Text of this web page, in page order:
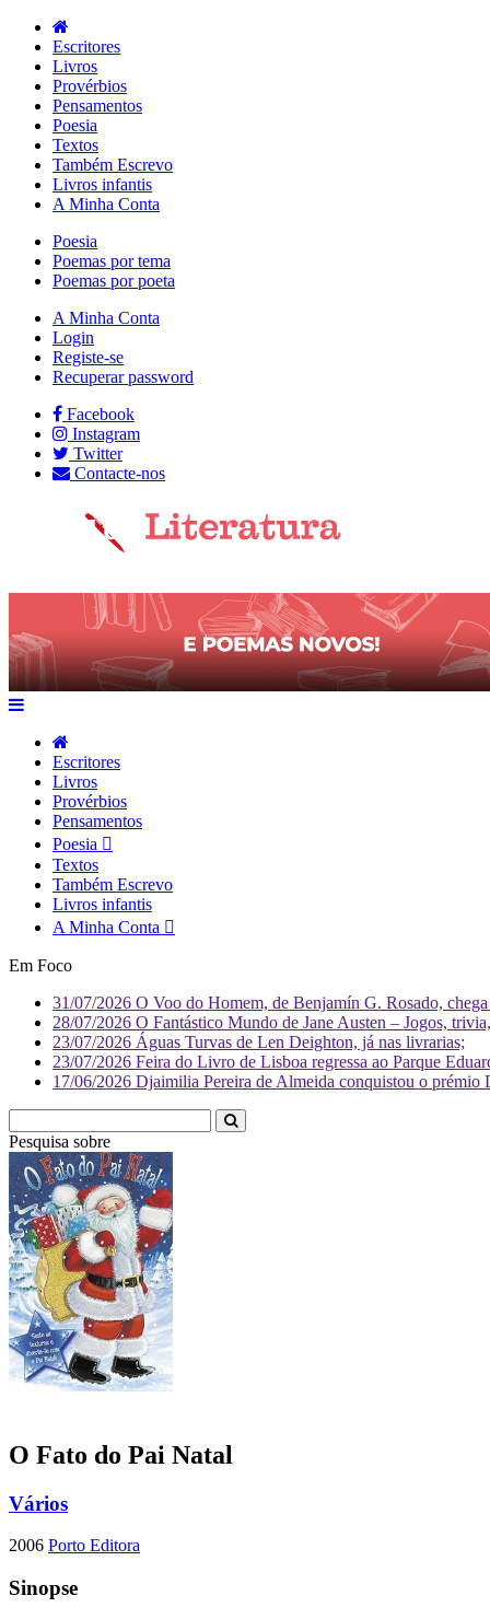
Escritores
Livros
Provérbios
Pensamentos
Poesia
Textos
Também Escrevo
Livros infantis
A Minha Conta
Poesia
Poemas por tema
Poemas por poeta
A Minha Conta
Login
Registe-se
Recuperar password
Facebook
Instagram
Twitter
Contacte-nos
Escritores
Livros
Provérbios
Pensamentos
Poesia
Textos
Também Escrevo
Livros infantis
A Minha Conta
Em Foco
31/07/2026 O Voo do Homem, de Benjamín G. Rosado,
28/07/2026 O Fantástico Mundo de Jane Austen – Jogos,
23/07/2026 Águas Turvas de Len Deighton, já nas livrarias;
23/07/2026 Feira do Livro de Lisboa regressa ao Parque
17/06/2026 Djaimilia Pereira de Almeida conquistou o
Pesquisa sobre
O Fato do Pai Natal
Vários
2006 Porto Editora
Sinopse